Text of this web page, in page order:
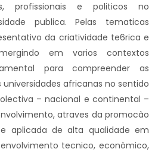
profissionais e politicos no
publica. Pelas tematicas
da criatividade te6rica e
em varios contextos
para compreender as
universidades africanas no sentido
– nacional e continental –
atraves da promocào
aplicada de alta qualidade em
tecnico, econòmico,